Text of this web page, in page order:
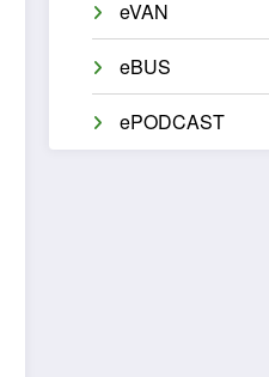
eVAN
eBUS
ePODCAST